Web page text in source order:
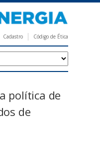
Cadastro Código de Ética
política de
de